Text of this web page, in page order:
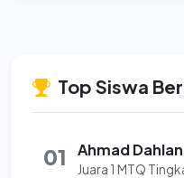
Top Siswa
01 Ahmad Dahlan
Juara 1 MTQ